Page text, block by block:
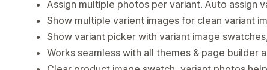
Assign multiple photos per variant. Auto assign
Show multiple varient images for clean variant
Show variant picker with variant image
Works seamless with all themes & page builder